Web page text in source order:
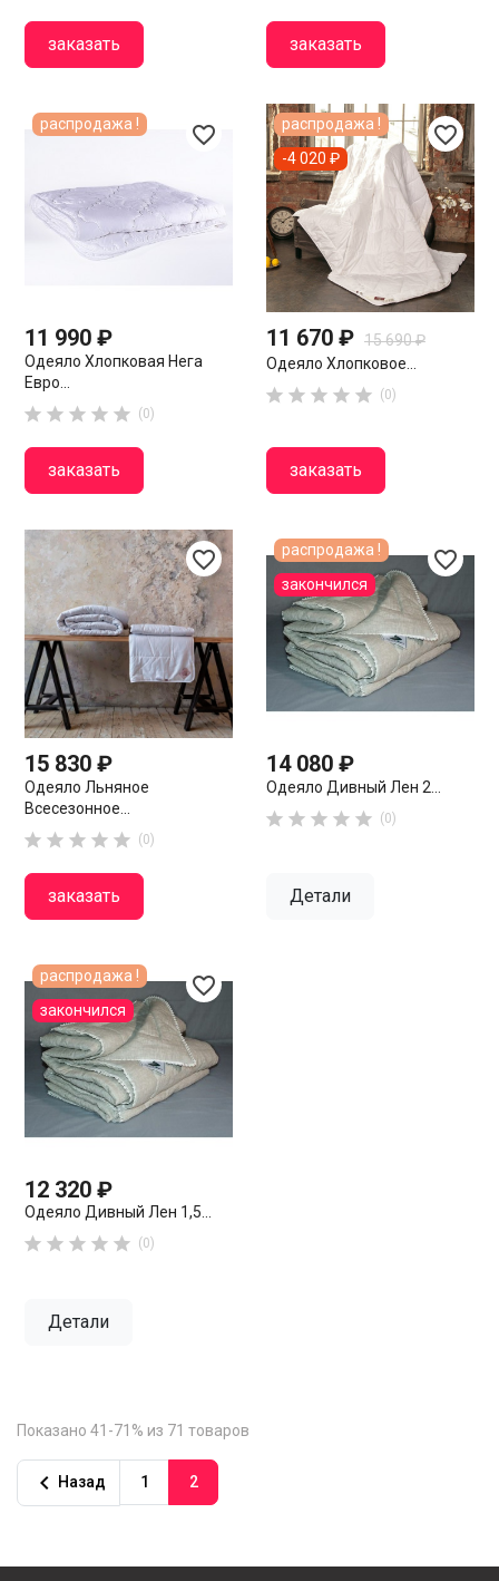
заказать заказать
favorite_border
11 990 ₽
Одеяло Хлопковая Нега
Евро...
     (0)
заказать
распродажа ! favorite_border
11 670 ₽ 15 690 ₽
Одеяло Хлопковое...
     (0)
заказать
распродажа !
-4 020 ₽
favorite_border
15 830 ₽
Одеяло Льняное
Всесезонное...
     (0)
заказать
favorite_border
14 080 ₽
Одеяло Дивный Лен 2...
     (0)
Детали
распродажа !
закончился
favorite_border
12 320 ₽
Одеяло Дивный Лен 1,5...
     (0)
Детали
распродажа !
закончился
Показано 41-71% из 71 товаров
 Назад 1 2